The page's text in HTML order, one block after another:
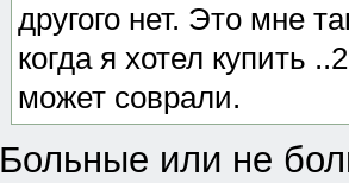
другого нет. Это мне
когда я хотел купить
может соврали.
Больные или не